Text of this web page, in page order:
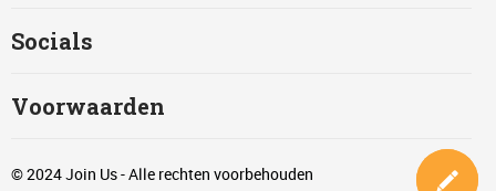
Socials
Voorwaarden
© 2024 Join Us - Alle rechten voorbehouden